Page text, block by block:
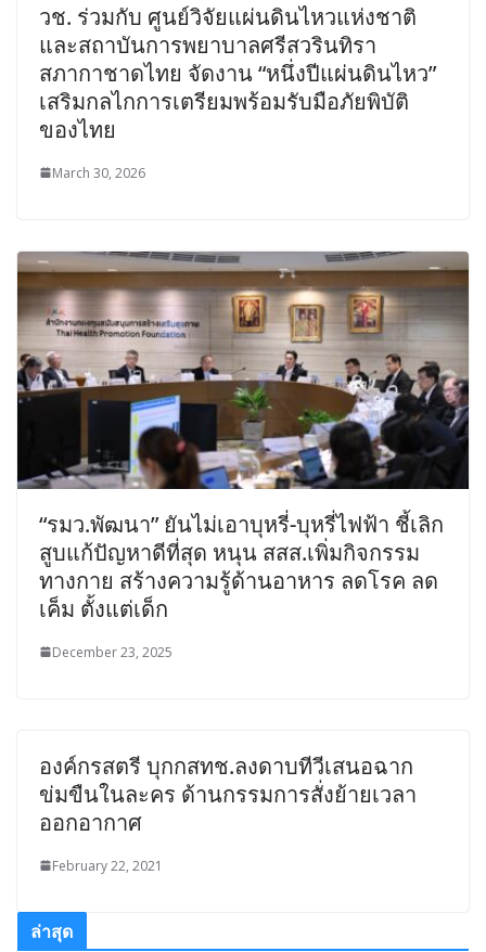
วช. ร่วมกับ ศูนย์วิจัยแผ่นดินไหวแห่งชาติ
และสถาบันการพยาบาลศรีสวรินทิรา
สภากาชาดไทย จัดงาน “หนึ่งปีแผ่นดินไหว”
เสริมกลไกการเตรียมพร้อมรับมือภัยพิบัติ
ของไทย
March 30, 2026
“รมว.พัฒนา” ยันไม่เอาบุหรี่-บุหรี่ไฟฟ้า ชี้เลิก
สูบแก้ปัญหาดีที่สุด หนุน สสส.เพิ่มกิจกรรม
ทางกาย สร้างความรู้ด้านอาหาร ลดโรค ลด
เค็ม ตั้งแต่เด็ก
December 23, 2025
องค์กรสตรี บุกกสทช.ลงดาบทีวีเสนอฉาก
ข่มขืนในละคร ด้านกรรมการสั่งย้ายเวลา
ออกอากาศ
February 22, 2021
ล่าสุด